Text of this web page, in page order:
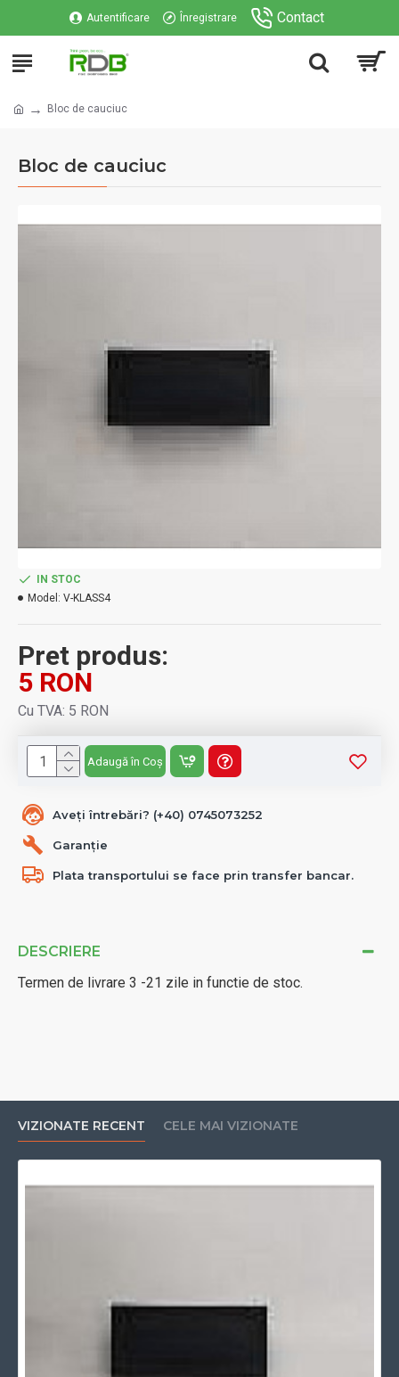
Autentificare Înregistrare Contact
Bloc de cauciuc
Bloc de cauciuc
DESCRIERE
Termen de livrare 3 -21 zile in functie de stoc.
Aveți întrebări? (+40) 0745073252
Garanție
Plata transportului se face prin transfer bancar.
Pret produs:
5 RON
Cu TVA: 5 RON
IN STOC
Model: V-KLASS4
Adaugă în Coș
VIZIONATE RECENT CELE MAI VIZIONATE